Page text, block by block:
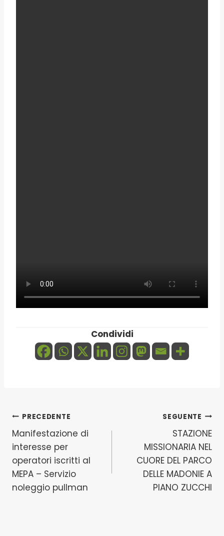
Condividi
Navigazione
articoli
PRECEDENTE
Manifestazione di
interesse per
operatori iscritti al
MEPA – Servizio
noleggio pullman
SEGUENTE
STAZIONE
MISSIONARIA NEL
CUORE DEL PARCO
DELLE MADONIE A
PIANO ZUCCHI